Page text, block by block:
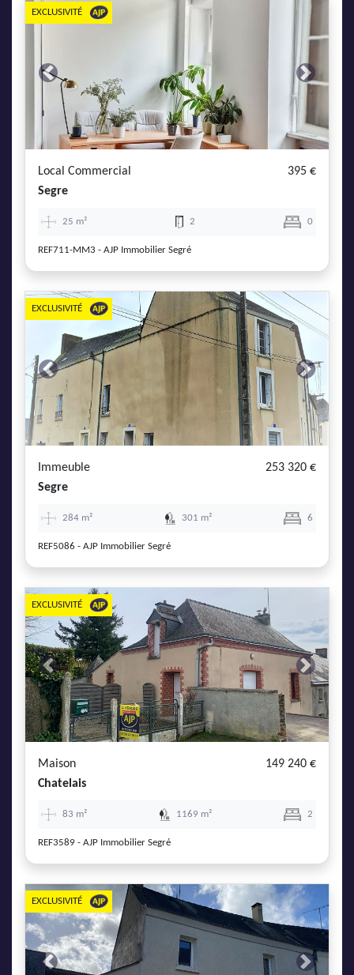
Previous Next
EXCLUSIVITÉ
Local Commercial
395 €
Segre
25 m² 2 0
REF711-MM3 - AJP Immobilier Segré
Previous Next
EXCLUSIVITÉ
Immeuble
253 320 €
Segre
284 m² 301 m² 6
REF5086 - AJP Immobilier Segré
Previous Next
EXCLUSIVITÉ
Maison
149 240 €
Chatelais
83 m² 1169 m² 2
REF3589 - AJP Immobilier Segré
Previous Next
EXCLUSIVITÉ